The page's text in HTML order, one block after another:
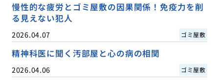
慢性的な疲労とゴミ屋敷の因果関係！免疫力を削
る見えない犯人
2026.04.07 ゴミ屋敷
精神科医に聞く汚部屋と心の病の相関
2026.04.06 ゴミ屋敷